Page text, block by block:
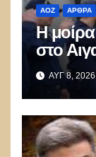
ΑΟΖ ΑΡΘΡΑ
Η
στο
ΑΥΓ 8, 2026